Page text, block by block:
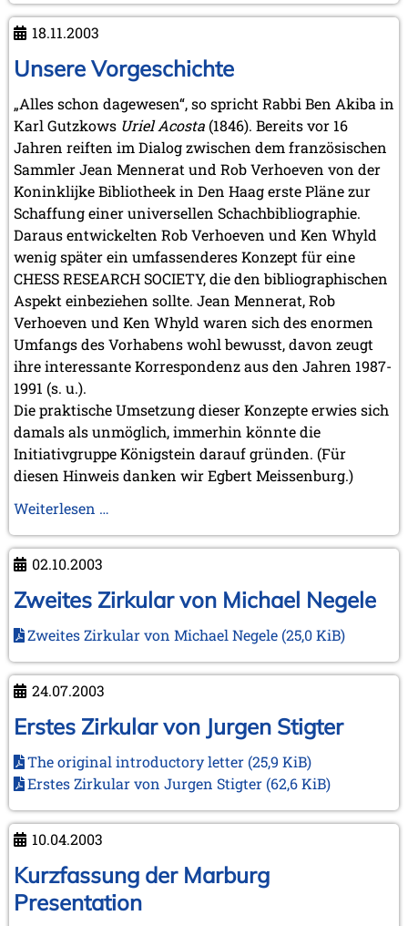
November 2022 (2 Einträge)
Oktober 2022 (1 Eintrag)
Mai 2022 (1 Eintrag)
März 2022 (1 Eintrag)
2021
Dezember 2021 (1 Eintrag)
November 2021 (1 Eintrag)
Oktober 2021 (1 Eintrag)
August 2021 (1 Eintrag)
2019
Oktober 2019 (1 Eintrag)
Mai 2019 (1 Eintrag)
2017
Juni 2017 (1 Eintrag)
2012
Juni 2012 (1 Eintrag)
Mai 2012 (1 Eintrag)
April 2012 (6 Einträge)
März 2012 (2 Einträge)
Februar 2012 (3 Einträge)
Januar 2012 (5 Einträge)
2011
Dezember 2011 (1 Eintrag)
November 2011 (2 Einträge)
August 2011 (3 Einträge)
Juli 2011 (2 Einträge)
Juni 2011 (2 Einträge)
Mai 2011 (2 Einträge)
April 2011 (5 Einträge)
Februar 2011 (1 Eintrag)
Januar 2011 (4 Einträge)
2010
November 2010 (2 Einträge)
Oktober 2010 (1 Eintrag)
Juli 2010 (3 Einträge)
Juni 2010 (2 Einträge)
März 2010 (2 Einträge)
Februar 2010 (1 Eintrag)
Januar 2010 (4 Einträge)
Braunschweig
Wolfenbüttel
am
21.
November
2003
18.11.2003
Unsere Vorgeschichte
„Alles schon dagewesen“, so spricht Rabbi Ben Akiba in
Karl Gutzkows Uriel Acosta(1846). Bereits vor 16
Jahren reiften im Dialog zwischen dem französischen
Sammler Jean Mennerat und Rob Verhoeven von der
Koninklijke Bibliotheek in Den Haag erste Pläne zur
Schaffung einer universellen Schachbibliographie.
Daraus entwickelten Rob Verhoeven und Ken Whyld
wenig später ein umfassenderes Konzept für eine
CHESS RESEARCH SOCIETY, die den bibliographischen
Aspekt einbeziehen sollte. Jean Mennerat, Rob
Verhoeven und Ken Whyld waren sich des enormen
Umfangs des Vorhabens wohl bewusst, davon zeugt
ihre interessante Korrespondenz aus den Jahren 1987-
1991 (s. u.).
Die praktische Umsetzung dieser Konzepte erwies sich
damals als unmöglich, immerhin könnte die
Initiativgruppe Königstein darauf gründen. (Für
diesen Hinweis danken wir Egbert Meissenburg.)
Weiterlesen …
02.10.2003
Zweites Zirkular von Michael Negele
Zweites Zirkular von Michael Negele (25,0 KiB)
24.07.2003
Erstes Zirkular von Jurgen Stigter
The original introductory letter (25,9 KiB)
Erstes Zirkular von Jurgen Stigter (62,6 KiB)
10.04.2003
Kurzfassung der Marburg
Presentation